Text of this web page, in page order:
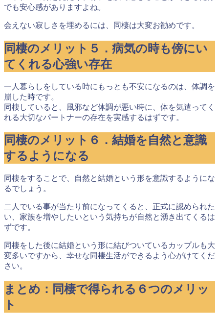
でも安心感がありますよね。
会えない寂しさを埋めるには、同棲は大変お勧めです。
同棲のメリット５．病気の時も傍にい
てくれる心強い存在
一人暮らしをしている時にもっとも不安になるのは、体調を
崩した時です。
同棲していると、風邪など体調が悪い時に、 体を気遣ってく
れる大切なパートナーの存在を実感するはずです。
同棲のメリット６．結婚を自然と意識
するようになる
同棲をすることで、
自然と結婚という形を意識するようにな
るでしょう。
二人でいる事が当たり前になってくると、正式に認められた
い、家族を増やしたいという気持ちが自然と湧き出てくるは
ずです。
同棲をした後に結婚という形に結びついているカップルも大
変多いですから、幸せな同棲生活ができるよう心がけてくだ
さい。
まとめ：同棲で得られる６つのメリッ
ト